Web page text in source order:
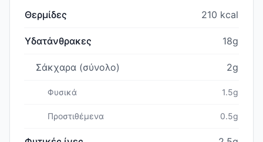
Θερμίδες 210 kcal
Υδατάνθρακες 18g
Σάκχαρα (σύνολο) 2g
Φυσικά 1.5g
Προστιθέμενα 0.5g